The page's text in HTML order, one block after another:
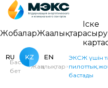
ЖобаларЖаңалықтар
Іске
асыру
RU KZ EN
Басты
бет
Жаңалықтар
ЭКСЖ үшін
пилоттық
бастады